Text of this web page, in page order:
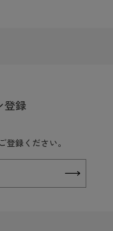
登録
登録ください。